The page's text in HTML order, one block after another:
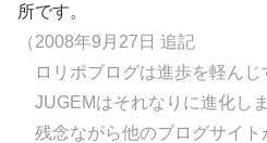
所です。
（2008年9月27日 追記
ロリポブログは進歩を軽んじ
JUGEMはそれなりに進化し
残念ながら他のブログサイト